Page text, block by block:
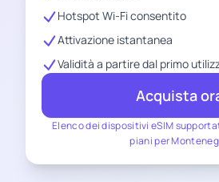
Elenco dei dispositivi eSIM
piani per
Hotspot Wi-Fi consentito
Attivazione istantanea
Validità a partire dal primo
Acquista